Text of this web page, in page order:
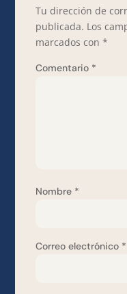
Tu dirección de
publicada. Los
marcados con*
Comentario *
Nombre *
Correo electrónico *